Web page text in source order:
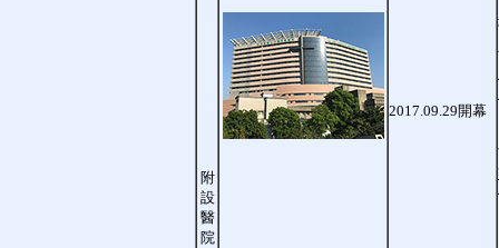
附
設
醫
院
2017.09.29開幕